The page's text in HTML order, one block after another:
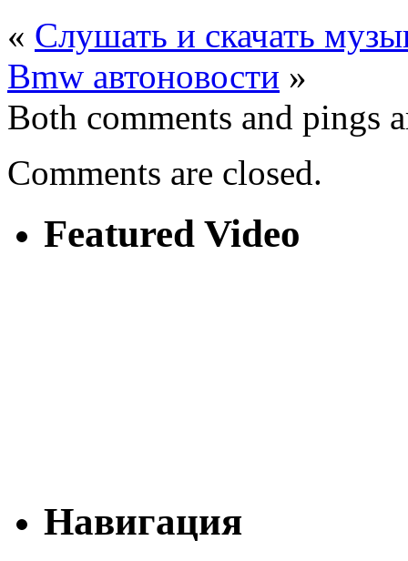
« Слушать и скачать
Bmw автоновости »
Both comments and pings
Comments are closed.
Featured Video
Навигация